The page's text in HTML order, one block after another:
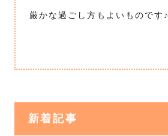
厳かな過ごし方もよいものです♪
新着記事